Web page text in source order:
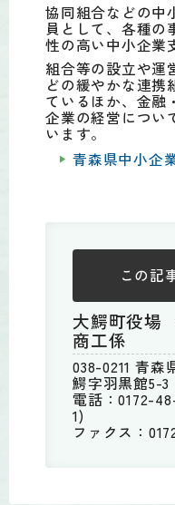
協同組合などの中
員として、各種の
性の高い中小企業
組合等の設立や運
どの緩やかな連携
ているほか、金融
企業の経営につい
います。
青森県中小企
この記
大鰐町役
商工係
038-0211 青森
鰐字羽黒館5-3
電話：0172-
1)
ファクス：